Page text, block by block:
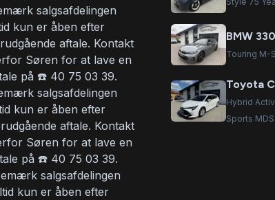
salgsafdelingen
kun er åben efter
aftale. Kontakt
Søren for at lave en
på ☎️ 40 75 03 39.
salgsafdelingen
kun er åben efter
aftale. Kontakt
Søren for at lave en
på ☎️ 40 75 03 39.
salgsafdelingen
kun er åben efter
BMW
Touring M-
Toyota
Hybrid
Sports MDS